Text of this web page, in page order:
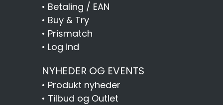
• Betaling / EAN
• Buy & Try
• Prismatch
• Log ind
NYHEDER OG EVENTS
• Produkt nyheder
• Tilbud og Outlet